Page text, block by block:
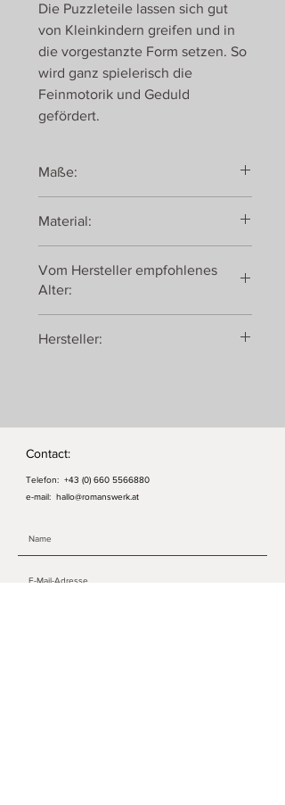
Die Puzzleteile lassen sich gut
von Kleinkindern greifen und in
die vorgestanzte Form setzen. So
wird ganz spielerisch die
Feinmotorik und Geduld
gefördert.
Maße:
Material:
Vom Hersteller empfohlenes
Alter:
Hersteller:
Contact:
Telefon: +43 (0) 660 5566880
e-mail: hallo@romanswerk.at